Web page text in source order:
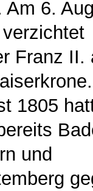
Am 6.
Franz II.
1805
und